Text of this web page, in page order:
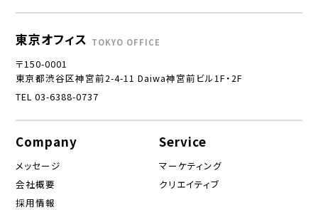
東京オフィス TOKYO OFFICE
〒150-0001
東京都渋谷区神宮前2-4-11 Daiwa神宮前ビル1F・2F
TEL 03-6388-0737
Company
メッセージ
会社概要
採用情報
Service
マーケティング
クリエイティブ